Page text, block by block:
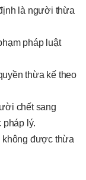
là người thừa
pháp luật
thừa kế theo
chết sang
pháp lý.
không được thừa